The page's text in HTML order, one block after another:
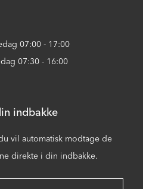
07:00 - 17:00
07:30 - 16:00
indbakke
vil automatisk modtage de
direkte i din indbakke.